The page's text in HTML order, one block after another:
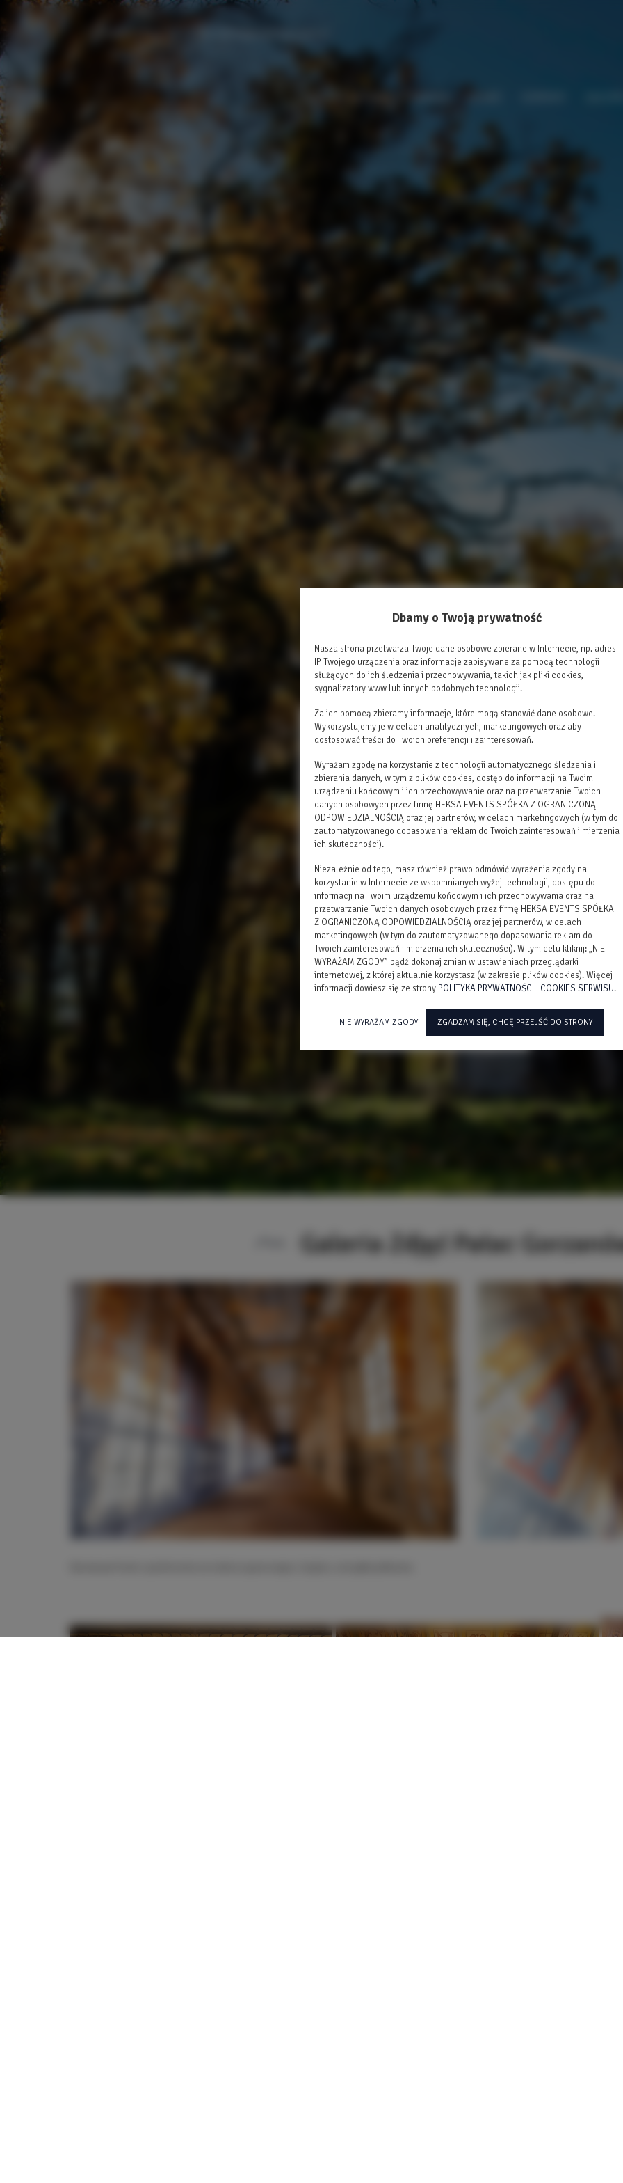
Galeria Zdjęć Pałac
Dbamy o Twoją prywatność
Nasza strona przetwarza Twoje dane osobowe zbierane w Internecie, np. adres
IP Twojego urządzenia oraz informacje zapisywane za pomocą technologii
służących do ich śledzenia i przechowywania, takich jak pliki cookies,
sygnalizatory www lub innych podobnych technologii.
Za ich pomocą zbieramy informacje, które mogą stanowić dane osobowe.
Wykorzystujemy je w celach analitycznych, marketingowych oraz aby
dostosować treści do Twoich preferencji i zainteresowań.
Wyrażam zgodę na korzystanie z technologii automatycznego śledzenia i
zbierania danych, w tym z plików cookies, dostęp do informacji na Twoim
urządzeniu końcowym i ich przechowywanie oraz na przetwarzanie Twoich
danych osobowych przez firmę HEKSA EVENTS SPÓŁKA Z OGRANICZONĄ
ODPOWIEDZIALNOŚCIĄ oraz jej partnerów, w celach marketingowych (w tym do
zautomatyzowanego dopasowania reklam do Twoich zainteresowań i mierzenia
ich skuteczności).
Niezależnie od tego, masz również prawo odmówić wyrażenia zgody na
korzystanie w Internecie ze wspomnianych wyżej technologii, dostępu do
informacji na Twoim urządzeniu końcowym i ich przechowywania oraz na
przetwarzanie Twoich danych osobowych przez firmę HEKSA EVENTS SPÓŁKA
Z OGRANICZONĄ ODPOWIEDZIALNOŚCIĄ oraz jej partnerów, w celach
marketingowych (w tym do zautomatyzowanego dopasowania reklam do
Twoich zainteresowań i mierzenia ich skuteczności). W tym celu kliknij: „NIE
WYRAŻAM ZGODY” bądź dokonaj zmian w ustawieniach przeglądarki
internetowej, z której aktualnie korzystasz (w zakresie plików cookies). Więcej
informacji dowiesz się ze strony POLITYKA PRYWATNOŚCI I COOKIES SERWISU.
NIE WYRAŻAM ZGODY ZGADZAM SIĘ, CHCĘ PRZEJŚĆ DO STRONY